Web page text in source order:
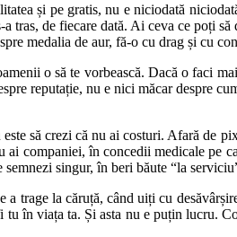
și pe gratis, nu e niciodată
de fiecare dată. Ai ceva ce poți
medalia de aur, fă-o cu drag și cu
o să te vorbească. Dacă o faci
reputație, nu e nici măcar despre
să crezi că nu ai costuri. Afară de
companiei, în concedii medicale pe
singur, în beri băute “la
la căruță, când uiți cu
în viața ta. Și asta nu e puțin lucru.